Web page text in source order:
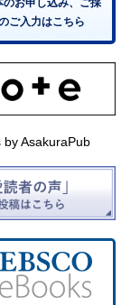
のお申し込み、ご採
ご入力はこちら
by AsakuraPub